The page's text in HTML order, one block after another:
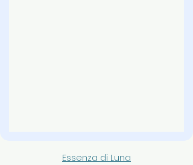
Essenza di Luna